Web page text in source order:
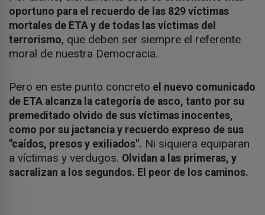
oportuno para el recuerdo de las 829 víctimas
mortales de ETA y de todas las víctimas del
terrorismo, que deben ser siempre el referente
moral de nuestra Democracia.
Pero en este punto concreto el nuevo comunicado
de ETA alcanza la categoría de asco, tanto por su
premeditado olvido de sus víctimas inocentes,
como por su jactancia y recuerdo expreso de sus
"caídos, presos y exiliados". Ni siquiera equiparan
a víctimas y verdugos. Olvidan a las primeras, y
sacralizan a los segundos. El peor de los caminos.